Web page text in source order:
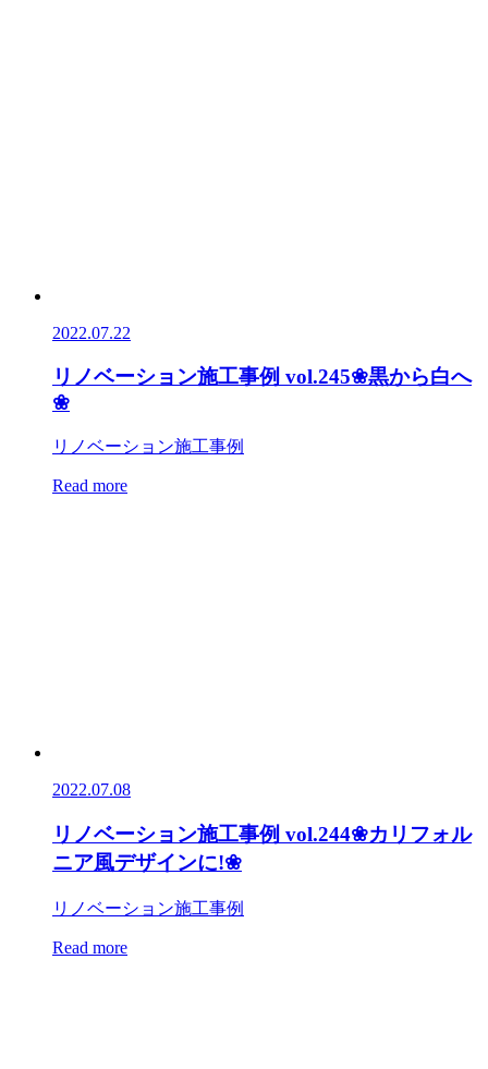
2022.07.22
リノベーション施工事例 vol.245❀黒から白へ
❀
リノベーション施工事例
Read more
2022.07.08
リノベーション施工事例 vol.244❀カリフォル
ニア風デザインに!❀
リノベーション施工事例
Read more